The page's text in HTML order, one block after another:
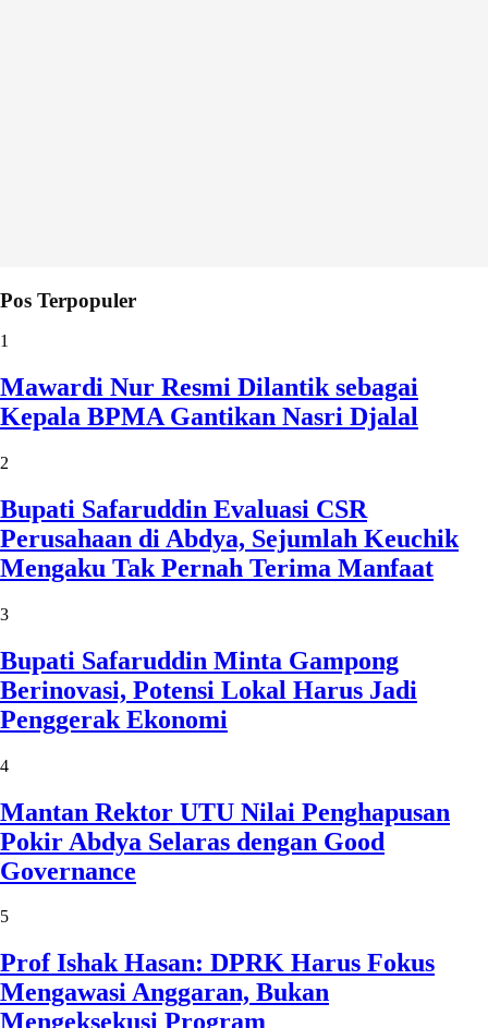
Pos Terpopuler
1
Mawardi Nur Resmi Dilantik sebagai
Kepala BPMA Gantikan Nasri Djalal
2
Bupati Safaruddin Evaluasi CSR
Perusahaan di Abdya, Sejumlah Keuchik
Mengaku Tak Pernah Terima Manfaat
3
Bupati Safaruddin Minta Gampong
Berinovasi, Potensi Lokal Harus Jadi
Penggerak Ekonomi
4
Mantan Rektor UTU Nilai Penghapusan
Pokir Abdya Selaras dengan Good
Governance
5
Prof Ishak Hasan: DPRK Harus Fokus
Mengawasi Anggaran, Bukan
Mengeksekusi Program